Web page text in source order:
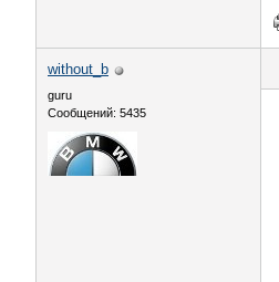
without_b
guru
Сообщений: 5435